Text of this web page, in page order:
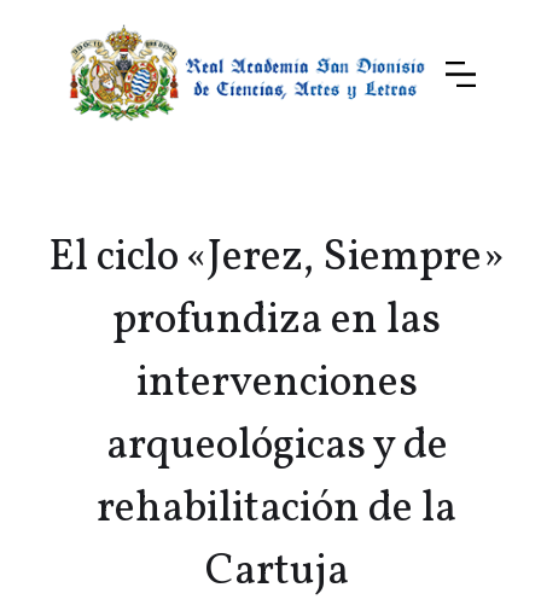
El ciclo «Jerez, Siempre»
profundiza en las
intervenciones
arqueológicas y de
rehabilitación de la
Cartuja